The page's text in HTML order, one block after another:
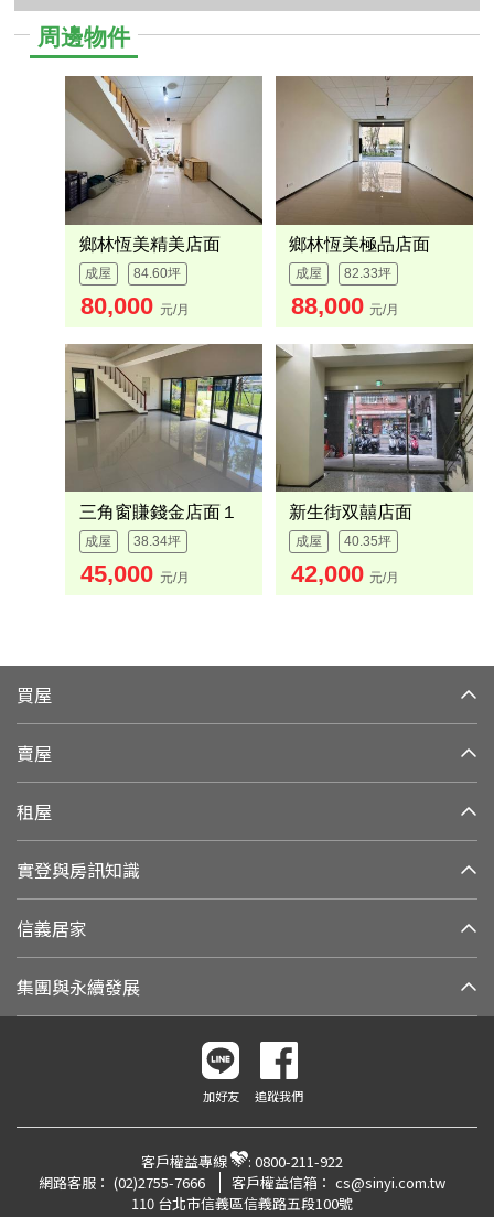
周邊物件
鄉林恆美精美店面
成屋 84.60坪
80,000 元/月
鄉林恆美極品店面
成屋 82.33坪
88,000 元/月
三角窗賺錢金店面１
成屋 38.34坪
45,000 元/月
新生街双囍店面
成屋 40.35坪
42,000 元/月
買屋
賣屋
租屋
實登與房訊知識
信義居家
集團與永續發展
加好友 追蹤我們
客戶權益專線 : 0800-211-922
網路客服： (02)2755-7666 客戶權益信箱： cs@sinyi.com.tw
110 台北市信義區信義路五段100號